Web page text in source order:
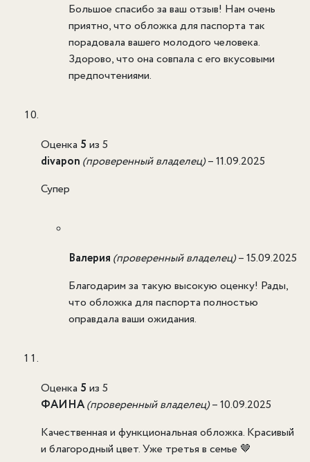
Большое спасибо за ваш отзыв! Нам очень
приятно, что обложка для паспорта так
порадовала вашего молодого человека.
Здорово, что она совпала с его вкусовыми
предпочтениями.
Оценка 5 из 5
divapon (проверенный владелец)–11.09.2025
Супер
Валерия (проверенный владелец)–15.09.2025
Благодарим за такую высокую оценку! Рады,
что обложка для паспорта полностью
оправдала ваши ожидания.
Оценка 5 из 5
ФАИНА(проверенный владелец)–10.09.2025
Качественная и функциональная обложка. Красивый
и благородный цвет. Уже третья в семье 🤎